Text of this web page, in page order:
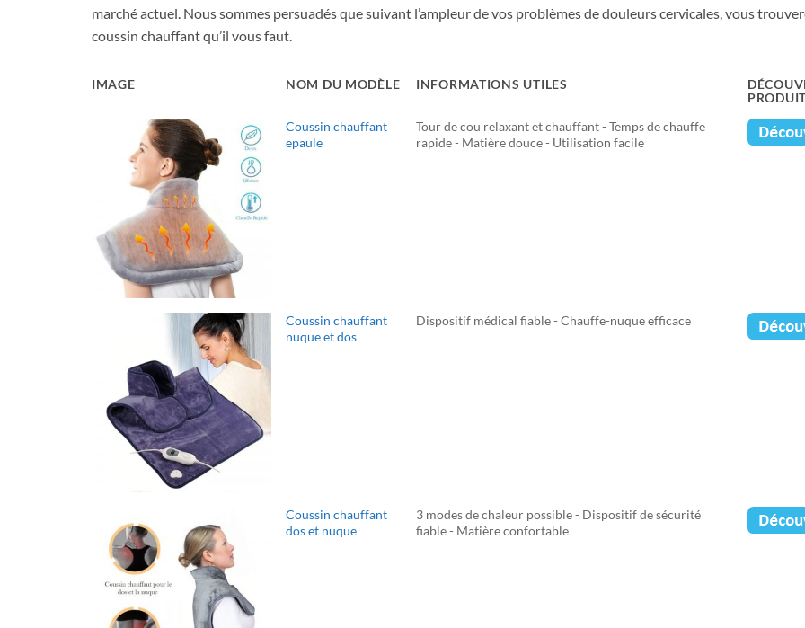
marché actuel. Nous sommes persuadés que suivant l’ampleur de vos problèmes de douleurs cervicales, vous
coussin chauffant qu’il vous faut.
IMAGE NOM DU MODÈLE INFORMATIONS UTILES
Coussin chauffant
epaule
Tour de cou relaxant et chauffant - Temps de chauffe
rapide - Matière douce - Utilisation facile
Coussin chauffant
nuque et dos
Dispositif médical fiable - Chauffe-nuque efficace
Coussin chauffant
dos et nuque
3 modes de chaleur possible - Dispositif de sécurité
fiable - Matière confortable